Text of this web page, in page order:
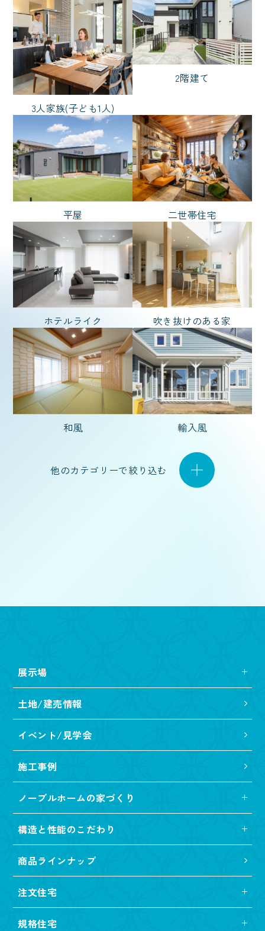
3人家族(子ども1人)
2階建て
平屋 二世帯住宅
ホテルライク 吹き抜けのある家
和風 輸入風
他のカテゴリーで絞り込む
ただいま動線
家事がしやすい
ニッチ
対面キッチン
ノーブルタイル
犬と暮らす
バイク
猫と暮らす
スタイル
シンプル
ナチュラル
ノーブルスタイル
モダン
広さ
坪 〜
坪
展示場
土地/建売情報
イベント/見学会
施工事例
ノーブルホームの家づくり
構造と性能のこだわり
商品ラインナップ
注文住宅
規格住宅